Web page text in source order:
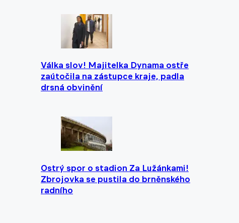
Válka slov! Majitelka Dynama ostře
zaútočila na zástupce kraje, padla
drsná obvinění
Ostrý spor o stadion Za Lužánkami!
Zbrojovka se pustila do brněnského
radního